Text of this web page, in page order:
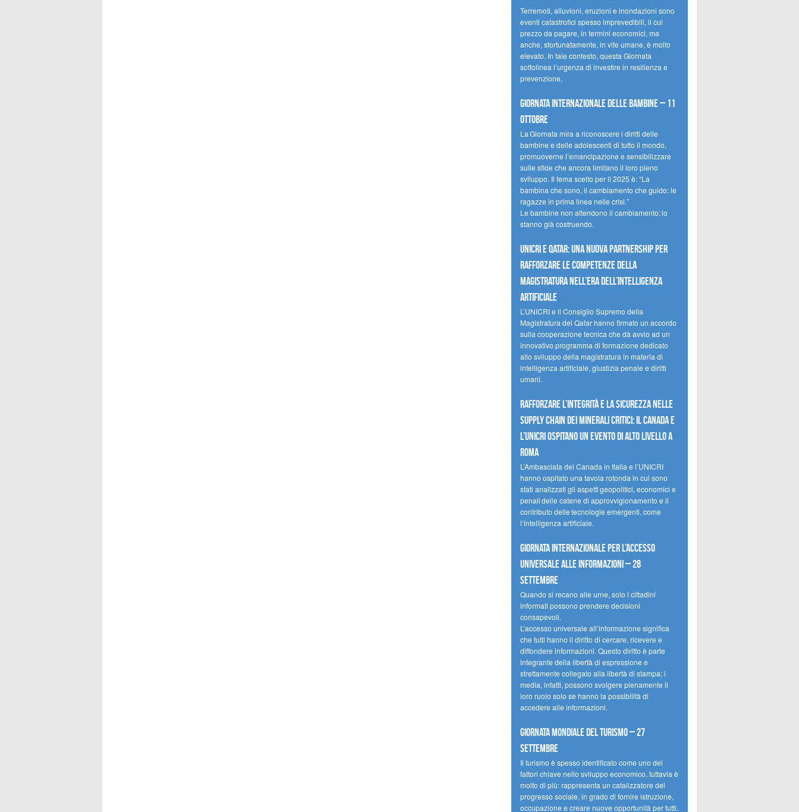
Terremoti, alluvioni, eruzioni e inondazioni sono
eventi catastrofici spesso imprevedibili, il cui
prezzo da pagare, in termini economici, ma
anche, sfortunatamente, in vite umane, è molto
elevato. In tale contesto, questa Giornata
sottolinea l’urgenza di investire in resilienza e
prevenzione.
Giornata internazionale delle bambine – 11
ottobre
La Giornata mira a riconoscere i diritti delle
bambine e delle adolescenti di tutto il mondo,
promuoverne l’emancipazione e sensibilizzare
sulle sfide che ancora limitano il loro pieno
sviluppo. Il tema scelto per il 2025 è: “La
bambina che sono, il cambiamento che guido: le
ragazze in prima linea nelle crisi.”
Le bambine non attendono il cambiamento: lo
stanno già costruendo.
UNICRI e Qatar: una nuova partnership per
rafforzare le competenze della
magistratura nell’era dell’intelligenza
artificiale
L’UNICRI e il Consiglio Supremo della
Magistratura del Qatar hanno firmato un accordo
sulla cooperazione tecnica che dà avvio ad un
innovativo programma di formazione dedicato
allo sviluppo della magistratura in materia di
intelligenza artificiale, giustizia penale e diritti
umani.
Rafforzare l’integrità e la sicurezza nelle
supply chain dei minerali critici: il Canada e
l’UNICRI ospitano un evento di alto livello a
Roma
L’Ambasciata del Canada in Italia e l’UNICRI
hanno ospitato una tavola rotonda in cui sono
stati analizzati gli aspetti geopolitici, economici e
penali delle catene di approvvigionamento e il
contributo delle tecnologie emergenti, come
l’intelligenza artificiale.
Giornata internazionale per l’accesso
universale alle informazioni – 28
settembre
Quando si recano alle urne, solo i cittadini
informati possono prendere decisioni
consapevoli.
L’accesso universale all’informazione significa
che tutti hanno il diritto di cercare, ricevere e
diffondere informazioni. Questo diritto è parte
integrante della libertà di espressione e
strettamente collegato alla libertà di stampa: i
media, infatti, possono svolgere pienamente il
loro ruolo solo se hanno la possibilità di
accedere alle informazioni.
Giornata mondiale del turismo – 27
settembre
Il turismo è spesso identificato come uno dei
fattori chiave nello sviluppo economico, tuttavia è
molto di più: rappresenta un catalizzatore del
progresso sociale, in grado di fornire istruzione,
occupazione e creare nuove opportunità per tutti.